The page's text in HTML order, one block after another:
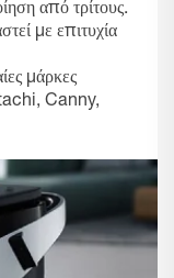
από τρίτους.
με επιτυχία
μάρκες
Canny,